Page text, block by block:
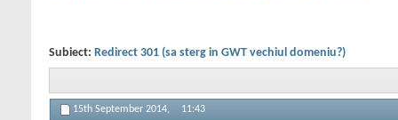
Subiect: Redirect 301 (sa sterg in GWT vechiul domeniu?)
15th September 2014, 11:43